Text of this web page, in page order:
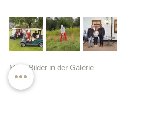
Mehr Bilder in der Galerie